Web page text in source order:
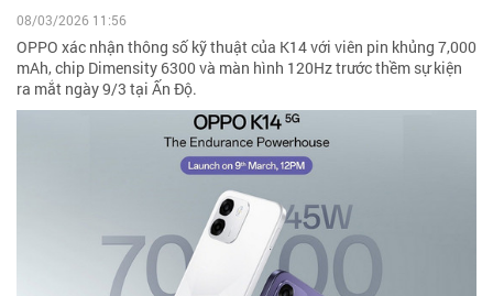
08/03/2026 11:56
OPPO xác nhận thông số kỹ thuật của K14 với viên pin khủng 7,000
mAh, chip Dimensity 6300 và màn hình 120Hz trước thềm sự kiện
ra mắt ngày 9/3 tại Ấn Độ.